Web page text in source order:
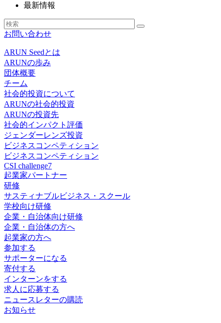
最新情報
お問い合わせ
ARUN Seedとは
ARUNの歩み
団体概要
チーム
社会的投資について
ARUNの社会的投資
ARUNの投資先
社会的インパクト評価
ジェンダーレンズ投資
ビジネスコンペティション
ビジネスコンペティション
CSI challenge7
起業家パートナー
研修
サスティナブルビジネス・スクール
学校向け研修
企業・自治体向け研修
企業・自治体の方へ
起業家の方へ
参加する
サポーターになる
寄付する
インターンをする
求人に応募する
ニュースレターの購読
お知らせ